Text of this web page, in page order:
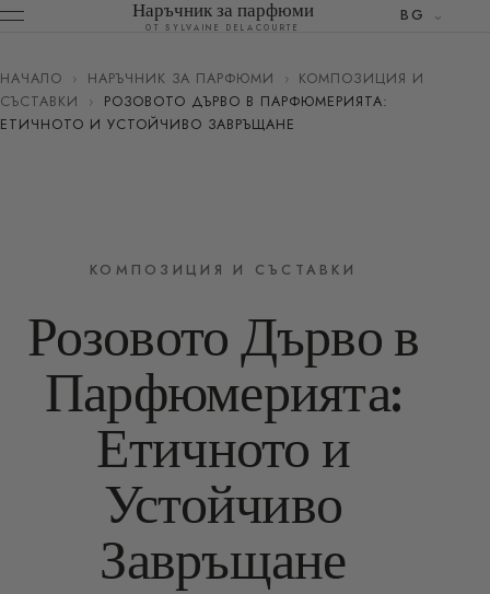
Наръчник за парфюми
ОТ SYLVAINE DELACOURTE
BG
НАЧАЛО › НАРЪЧНИК ЗА ПАРФЮМИ › КОМПОЗИЦИЯ И
СЪСТАВКИ
›
РОЗОВОТО ДЪРВО В ПАРФЮМЕРИЯТА:
ЕТИЧНОТО И УСТОЙЧИВО ЗАВРЪЩАНЕ
КОМПОЗИЦИЯ И СЪСТАВКИ
Розовото Дърво в
Парфюмерията:
Етичното и
Устойчиво
Завръщане